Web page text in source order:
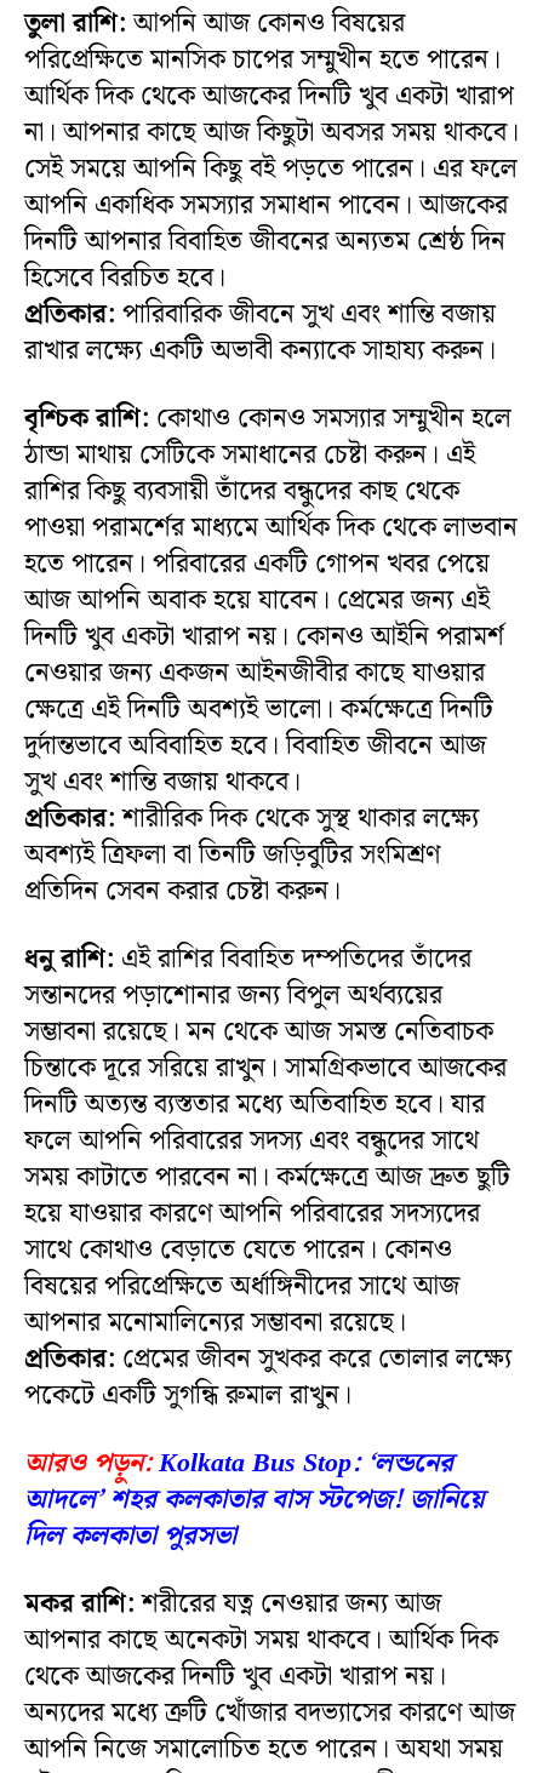
তুলা রাশি:আপনি আজ কোনও বিষয়ের
পরিপ্রেক্ষিতে মানসিক চাপের সম্মুখীন হতে পারেন।
আর্থিক দিক থেকে আজকের দিনটি খুব একটা খারাপ
না। আপনার কাছে আজ কিছুটা অবসর সময় থাকবে।
সেই সময়ে আপনি কিছু বই পড়তে পারেন। এর ফলে
আপনি একাধিক সমস্যার সমাধান পাবেন। আজকের
দিনটি আপনার বিবাহিত জীবনের অন্যতম শ্রেষ্ঠ দিন
হিসেবে বিরচিত হবে।
প্রতিকার: পারিবারিক জীবনে সুখ এবং শান্তি বজায়
রাখার লক্ষ্যে একটি অভাবী কন্যাকে সাহায্য করুন।
বৃশ্চিক রাশি: কোথাও কোনও সমস্যার সম্মুখীন হলে
ঠান্ডা মাথায় সেটিকে সমাধানের চেষ্টা করুন। এই
রাশির কিছু ব্যবসায়ী তাঁদের বন্ধুদের কাছ থেকে
পাওয়া পরামর্শের মাধ্যমে আর্থিক দিক থেকে লাভবান
হতে পারেন। পরিবারের একটি গোপন খবর পেয়ে
আজ আপনি অবাক হয়ে যাবেন। প্রেমের জন্য এই
দিনটি খুব একটা খারাপ নয়। কোনও আইনি পরামর্শ
নেওয়ার জন্য একজন আইনজীবীর কাছে যাওয়ার
ক্ষেত্রে এই দিনটি অবশ্যই ভালো। কর্মক্ষেত্রে দিনটি
দুর্দান্তভাবে অবিবাহিত হবে। বিবাহিত জীবনে আজ
সুখ এবং শান্তি বজায় থাকবে।
প্রতিকার:শারীরিক দিক থেকে সুস্থ থাকার লক্ষ্যে
অবশ্যই ত্রিফলা বা তিনটি জড়িবুটির সংমিশ্রণ
প্রতিদিন সেবন করার চেষ্টা করুন।
ধনু রাশি: এই রাশির বিবাহিত দম্পতিদের তাঁদের
সন্তানদের পড়াশোনার জন্য বিপুল অর্থব্যয়ের
সম্ভাবনা রয়েছে। মন থেকে আজ সমস্ত নেতিবাচক
চিন্তাকে দূরে সরিয়ে রাখুন। সামগ্রিকভাবে আজকের
দিনটি অত্যন্ত ব্যস্ততার মধ্যে অতিবাহিত হবে। যার
ফলে আপনি পরিবারের সদস্য এবং বন্ধুদের সাথে
সময় কাটাতে পারবেন না। কর্মক্ষেত্রে আজ দ্রুত ছুটি
হয়ে যাওয়ার কারণে আপনি পরিবারের সদস্যদের
সাথে কোথাও বেড়াতে যেতে পারেন। কোনও
বিষয়ের পরিপ্রেক্ষিতে অর্ধাঙ্গিনীদের সাথে আজ
আপনার মনোমালিন্যের সম্ভাবনা রয়েছে।
প্রতিকার: প্রেমের জীবন সুখকর করে তোলার লক্ষ্যে
পকেটে একটি সুগন্ধি রুমাল রাখুন।
আরও পড়ুন:Kolkata Bus Stop: ‘লন্ডনের
আদলে’ শহর কলকাতার বাস স্টপেজ! জানিয়ে
দিল কলকাতা পুরসভা
মকর রাশি:শরীরের যত্ন নেওয়ার জন্য আজ
আপনার কাছে অনেকটা সময় থাকবে। আর্থিক দিক
থেকে আজকের দিনটি খুব একটা খারাপ নয়।
অন্যদের মধ্যে ত্রুটি খোঁজার বদভ্যাসের কারণে আজ
আপনি নিজে সমালোচিত হতে পারেন। অযথা সময়